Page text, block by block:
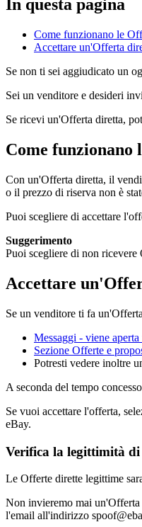
In questa pagina
Come funzionano le
Accettare un'Offerta
Se non ti sei aggiudicato un
Sei un venditore e desideri
Se ricevi un'Offerta diretta,
Come
Con un'Offerta diretta, il
o il prezzo di riserva non è
Puoi scegliere di accettare
Suggerimento
Puoi scegliere di non
Accettare
Se un venditore ti fa
Messaggi - viene
Sezione Offerte e
Potresti vedere inoltre
A seconda del tempo
Se vuoi accettare l'offerta,
eBay.
Verifica la legittimità
Le Offerte dirette legittime
Non invieremo mai un'Offerta
l'email all'indirizzo